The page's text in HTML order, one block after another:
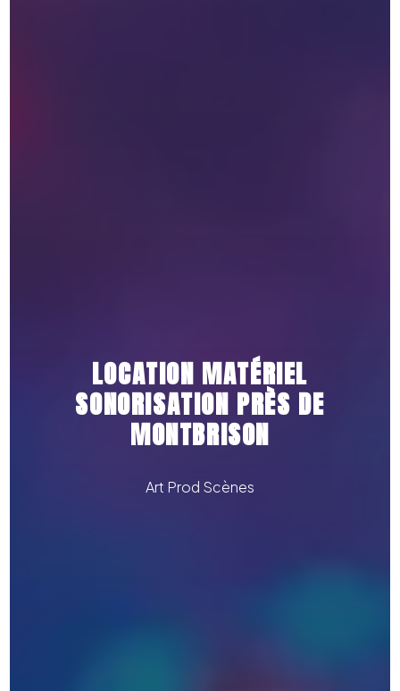
LOCATION MATÉRIEL
SONORISATION PRÈS DE
MONTBRISON
Art Prod Scènes